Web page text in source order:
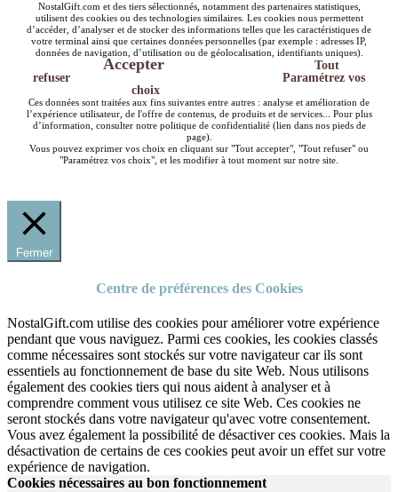
NostalGift.com et des tiers sélectionnés, notamment des partenaires statistiques,
utilisent des cookies ou des technologies similaires. Les cookies nous permettent
d’accéder, d’analyser et de stocker des informations telles que les caractéristiques de
votre terminal ainsi que certaines données personnelles (par exemple : adresses IP,
données de navigation, d’utilisation ou de géolocalisation, identifiants uniques).
Accepter
Tout
refuser
Paramétrez vos
choix
Ces données sont traitées aux fins suivantes entre autres : analyse et amélioration de
l’expérience utilisateur, de l'offre de contenus, de produits et de services... Pour plus
d’information, consulter notre politique de confidentialité (lien dans nos pieds de
page).
Vous pouvez exprimer vos choix en cliquant sur "Tout accepter", "Tout refuser" ou
"Paramétrez vos choix", et les modifier à tout moment sur notre site.
Fermer
Centre de préférences des Cookies
NostalGift.com utilise des cookies pour améliorer votre expérience
pendant que vous naviguez. Parmi ces cookies, les cookies classés
comme nécessaires sont stockés sur votre navigateur car ils sont
essentiels au fonctionnement de base du site Web. Nous utilisons
également des cookies tiers qui nous aident à analyser et à
comprendre comment vous utilisez ce site Web. Ces cookies ne
seront stockés dans votre navigateur qu'avec votre consentement.
Vous avez également la possibilité de désactiver ces cookies. Mais la
désactivation de certains de ces cookies peut avoir un effet sur votre
expérience de navigation.
Cookies nécessaires au bon fonctionnement